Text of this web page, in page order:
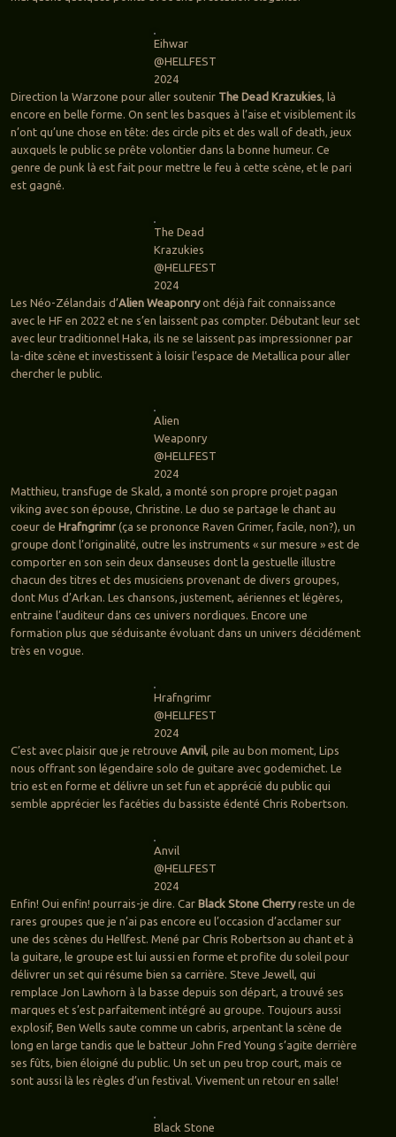
Eihwar
@HELLFEST
2024
Direction la Warzone pour aller soutenir The Dead Krazukies, là
encore en belle forme. On sent les basques à l’aise et visiblement ils
n’ont qu’une chose en tête: des circle pits et des wall of death, jeux
auxquels le public se prête volontier dans la bonne humeur. Ce
genre de punk là est fait pour mettre le feu à cette scène, et le pari
est gagné.
The Dead
Krazukies
@HELLFEST
2024
Les Néo-Zélandais d’Alien Weaponryont déjà fait connaissance
avec le HF en 2022 et ne s’en laissent pas compter. Débutant leur set
avec leur traditionnel Haka, ils ne se laissent pas impressionner par
la-dite scène et investissent à loisir l’espace de Metallica pour aller
chercher le public.
Alien
Weaponry
@HELLFEST
2024
Matthieu, transfuge de Skald, a monté son propre projet pagan
viking avec son épouse, Christine. Le duo se partage le chant au
coeur de Hrafngrimr (ça se prononce Raven Grimer, facile, non?), un
groupe dont l’originalité, outre les instruments « sur mesure » est de
comporter en son sein deux danseuses dont la gestuelle illustre
chacun des titres et des musiciens provenant de divers groupes,
dont Mus d’Arkan. Les chansons, justement, aériennes et légères,
entraine l’auditeur dans ces univers nordiques. Encore une
formation plus que séduisante évoluant dans un univers décidément
très en vogue.
Hrafngrimr
@HELLFEST
2024
C’est avec plaisir que je retrouve Anvil, pile au bon moment, Lips
nous offrant son légendaire solo de guitare avec godemichet. Le
trio est en forme et délivre un set fun et apprécié du public qui
semble apprécier les facéties du bassiste édenté Chris Robertson.
Anvil
@HELLFEST
2024
Enfin! Oui enfin! pourrais-je dire. Car Black Stone Cherryreste un de
rares groupes que je n’ai pas encore eu l’occasion d’acclamer sur
une des scènes du Hellfest. Mené par Chris Robertson au chant et à
la guitare, le groupe est lui aussi en forme et profite du soleil pour
délivrer un set qui résume bien sa carrière. Steve Jewell, qui
remplace Jon Lawhorn à la basse depuis son départ, a trouvé ses
marques et s’est parfaitement intégré au groupe. Toujours aussi
explosif, Ben Wells saute comme un cabris, arpentant la scène de
long en large tandis que le batteur John Fred Young s’agite derrière
ses fûts, bien éloigné du public. Un set un peu trop court, mais ce
sont aussi là les règles d’un festival. Vivement un retour en salle!
Black Stone